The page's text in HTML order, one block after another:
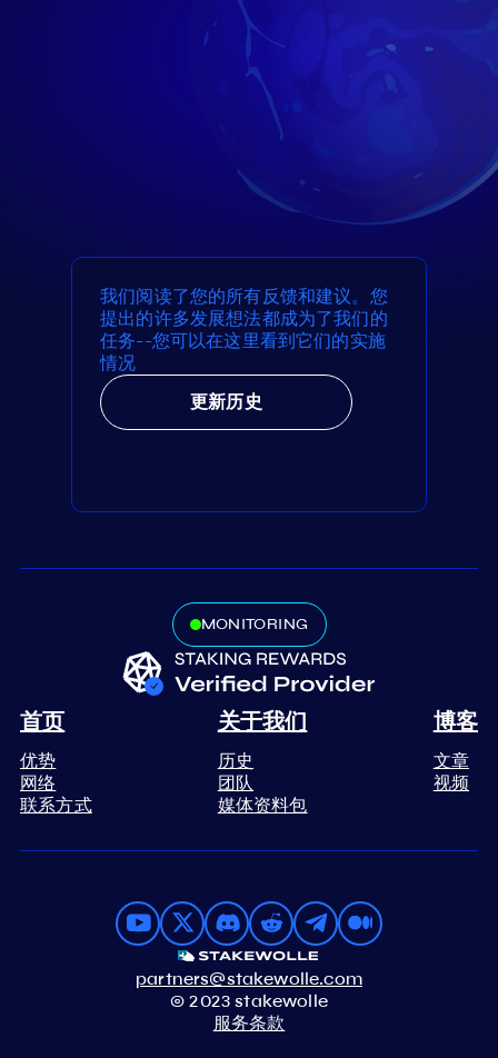
我们阅读了您的所有反馈和建议。您
提出的许多发展想法都成为了我们的
任务--您可以在这里看到它们的实施
情况
更新历史
MONITORING
首页
优势
网络
联系方式
关于我们
历史
团队
媒体资料包
博客
文章
视频
partners@stakewolle.com
© 2023 stakewolle
服务条款